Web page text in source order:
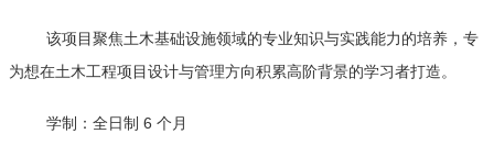
该项目聚焦土木基础设施领域的专业知识与实践能力的培养，专
为想在土木工程项目设计与管理方向积累高阶背景的学习者打造。
学制：全日制 6 个月